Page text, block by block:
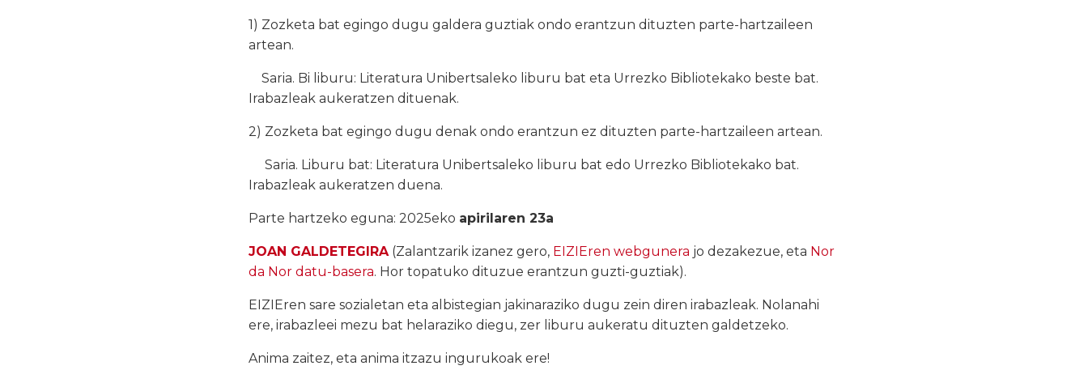
1) Zozketa bat egingo dugu galdera guztiak ondo erantzun dituzten parte-hartzaileen
artean.
Saria. Bi liburu: Literatura Unibertsaleko liburu bat eta Urrezko Bibliotekako beste bat.
Irabazleak aukeratzen dituenak.
2) Zozketa bat egingo dugu denak ondo erantzun ez dituzten parte-hartzaileen artean.
Saria. Liburu bat: Literatura Unibertsaleko liburu bat edo Urrezko Bibliotekako bat.
Irabazleak aukeratzen duena.
Parte hartzeko eguna: 2025eko apirilaren 23a
JOAN GALDETEGIRA(Zalantzarik izanez gero, EIZIEren webgunera jo dezakezue, eta Nor
da Nor datu-basera. Hor topatuko dituzue erantzun guzti-guztiak).
EIZIEren sare sozialetan eta albistegian jakinaraziko dugu zein diren irabazleak. Nolanahi
ere, irabazleei mezu bat helaraziko diegu, zer liburu aukeratu dituzten galdetzeko.
Anima zaitez, eta anima itzazu ingurukoak ere!